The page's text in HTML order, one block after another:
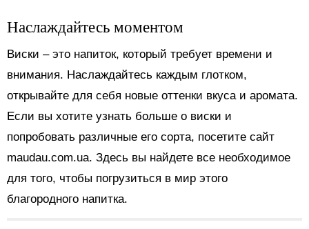
Наслаждайтесь моментом
Виски – это напиток, который требует времени и
внимания. Наслаждайтесь каждым глотком,
открывайте для себя новые оттенки вкуса и аромата.
Если вы хотите узнать больше о виски и
попробовать различные его сорта, посетите сайт
maudau.com.ua. Здесь вы найдете все необходимое
для того, чтобы погрузиться в мир этого
благородного напитка.